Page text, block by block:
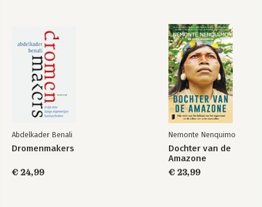
Abdelkader Benali
Dromenmakers
€ 24,99
Nemonte Nenquimo
Dochter van de
Amazone
€ 23,99